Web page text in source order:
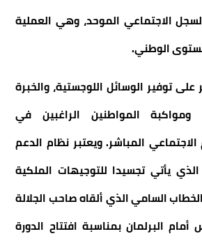
الاجتماعي الموحد، وهي العملية
الوطني.
على توفير الوسائل اللوجستية، والخبرة
ومواكبة المواطنين الراغبين في
المباشر. ويعتبر نظام الدعم
الذي يأتي تجسيدا للتوجيهات الملكية
السامي الذي ألقاه صاحب الجلالة
البرلمان بمناسبة افتتاح الدورة